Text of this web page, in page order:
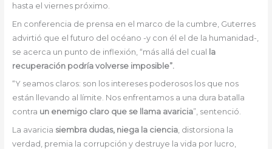
hasta el viernes próximo.
En conferencia de prensa en el marco de la cumbre, Guterres
advirtió que el futuro del océano -y con él el de la humanidad-,
se acerca un punto de inflexión, “más allá del cual
la
recuperación podría volverse imposible”.
“Y seamos claros: son los intereses poderosos los que nos
están llevando al límite. Nos enfrentamos a una dura batalla
contra un enemigo claro que se llama avaricia”, sentenció.
La avaricia siembra dudas, niega la ciencia, distorsiona la
verdad, premia la corrupción y destruye la vida por lucro,